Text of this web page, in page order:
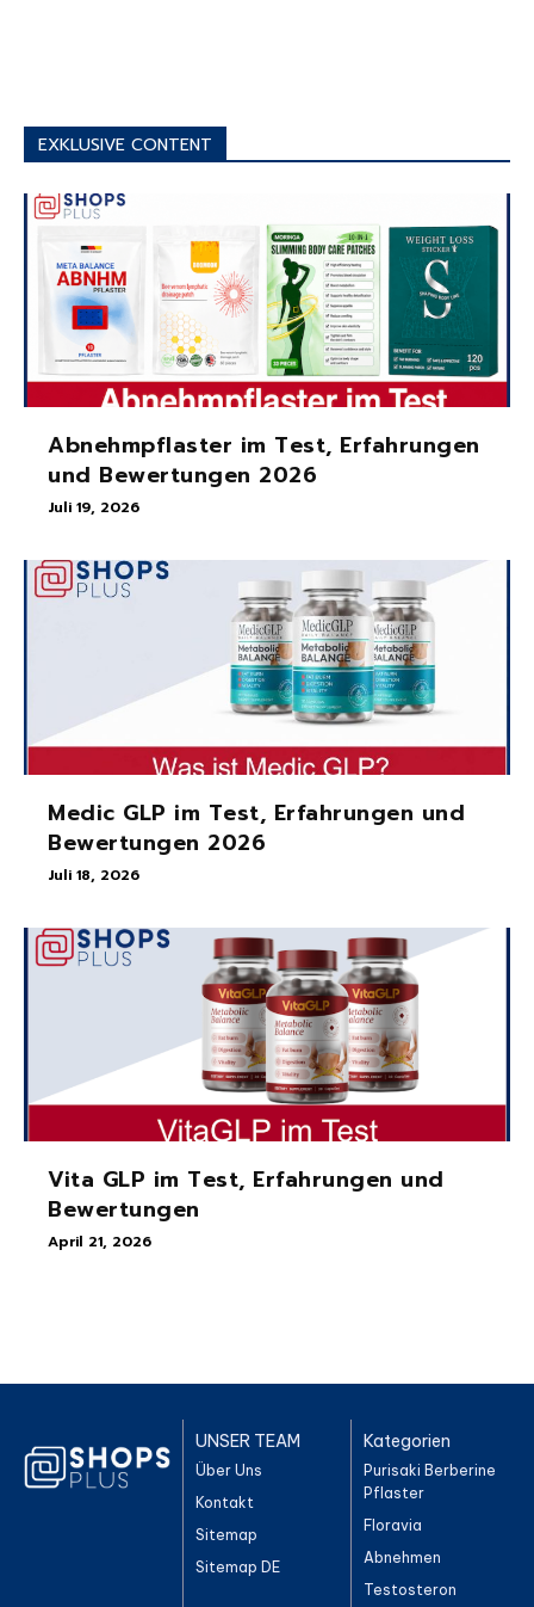
EXKLUSIVE CONTENT
Abnehmpflaster im Test, Erfahrungen
und Bewertungen 2026
Juli 19, 2026
Medic GLP im Test, Erfahrungen und
Bewertungen 2026
Juli 18, 2026
Vita GLP im Test, Erfahrungen und
Bewertungen
April 21, 2026
UNSER TEAM
Über Uns
Kontakt
Sitemap
Sitemap DE
Kategorien
Purisaki Berberine
Pflaster
Floravia
Abnehmen
Testosteron